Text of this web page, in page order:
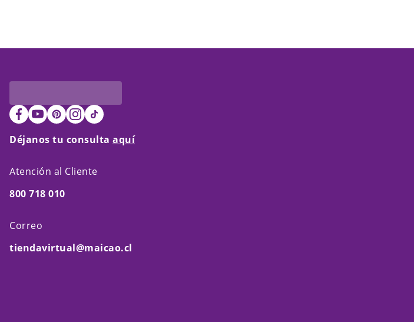
Déjanos tu consulta aquí
Atención al Cliente
800 718 010
Correo
tiendavirtual@maicao.cl